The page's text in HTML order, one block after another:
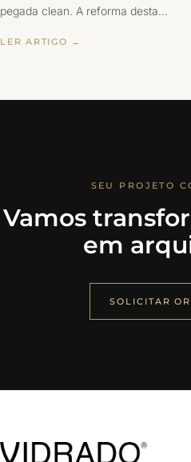
pegada clean. A reforma desta…
LER ARTIGO →
SEU PROJETO
Vamos
em
SOLICITAR